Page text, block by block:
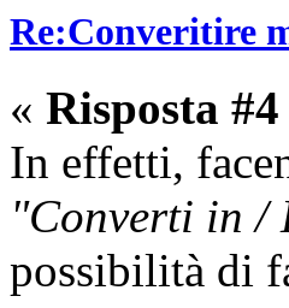
Re:Converitire
« Risposta
In effetti,
"Converti in /
possibilità di